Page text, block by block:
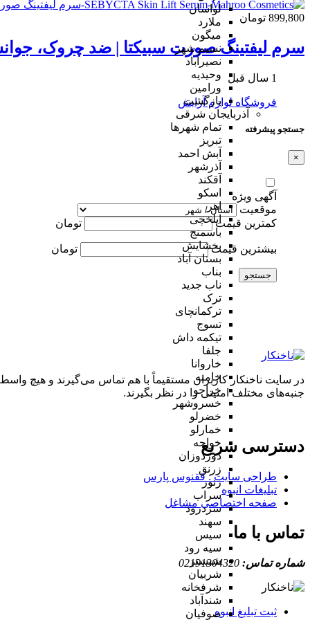
لواسان
ملارد
میگون
نسیم شهر
نصیرآباد
وحیدیه
ورامین
بازگشت
آذربایجان شرقی
تمام شهر‌ها
تبریز
آبش احمد
آذرشهر
آقکند
اسکو
اهر
ایلخچی
باسمنج
بخشایش
بستان آباد
بناب
ناب جدید
ترک
ترکمانچای
تسوج
تیکمه داش
جلفا
خاروانا
خامنه
خراجو
خسروشهر
خضرلو
خمارلو
خواجه
دوزدوزان
زرنق
زنوز
سراب
سردرود
سهند
سیس
سیه رود
شبستر
شربیان
شرفخانه
شندآباد
صوفیان
899,800 تومان
سرم لیفتینگ صورت سبیکتا | ضد چروک،
1 سال قبل
فروشگاه لوازم آرایش
جستجو پیشرفته
×
آگهی ویژه
موقعیت
کمترین قیمت
تومان
بیشترین قیمت تومان
جستجو
در سایت ناخنکار کاربران مستقیماً با هم تماس می‌گیرند و هیچ
جنبه‌های مختلف امنیتی را در نظر بگیرند.
دسترسی سریع
طراحی سایت :‌ ققنوس پارس
تبلیغات انبوه
صفحه اختصاصی مشاغل
تماس با ما
شماره تماس: 02191304320
ثبت تبلیغ انبوه